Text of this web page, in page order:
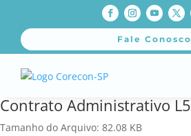
Fale Conosco
Contrato Administrativo L5
Tamanho do Arquivo: 82.08 KB